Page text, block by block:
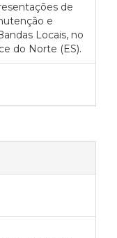
de
e
Locais, no
do Norte (ES).